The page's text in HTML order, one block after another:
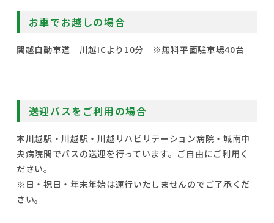
お車でお越しの場合
関越自動車道 川越ICより10分 ※無料平面駐車場40台
送迎バスをご利用の場合
本川越駅・川越駅・川越リハビリテーション病院・城南中
央病院間でバスの送迎を行っています。ご自由にご利用く
ださい。
※日・祝日・年末年始は運行いたしませんのでご了承くだ
さい。